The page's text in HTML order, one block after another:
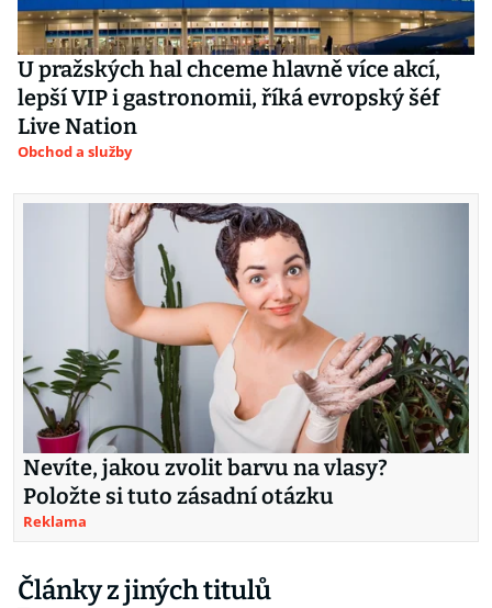
U pražských hal chceme hlavně více akcí,
lepší VIP i gastronomii, říká evropský šéf
Live Nation
Obchod a služby
Nevíte, jakou zvolit barvu na vlasy?
Položte si tuto zásadní otázku
Reklama
Články z jiných titulů